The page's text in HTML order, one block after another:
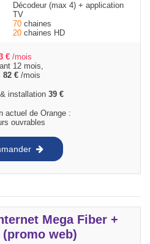
Décodeur (max 4) + application
TV
70 chaines
20 chaines HD
€ /mois
12 mois,
82 €/mois
installation 39 €
actuel de Orange :
ouvrables
Mega Fiber +
web)